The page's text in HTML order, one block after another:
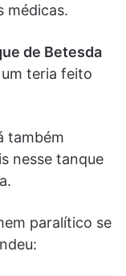
médicas.
de Betesda
teria feito
também
nesse tanque
paralítico se